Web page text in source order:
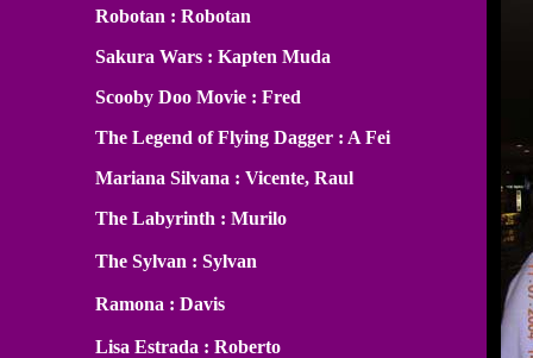
Robotan : Robotan
Sakura Wars : Kapten Muda
Scooby Doo Movie : Fred
The Legend of Flying Dagger : A Fei
Mariana Silvana : Vicente, Raul
The Labyrinth : Murilo
The Sylvan : Sylvan
Ramona : Davis
Lisa Estrada : Roberto